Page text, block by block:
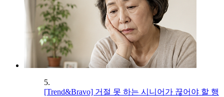
5.
[Trend&Bravo] 거절 못 하는 시니어가 끊어야 할 행